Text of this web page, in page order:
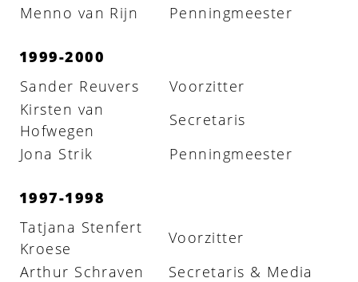
Menno van Rijn
Penningmeester
1999-2000
Sander Reuvers
Voorzitter
Kirsten van
Hofwegen
Secretaris
Jona Strik
Penningmeester
1997-1998
Tatjana Stenfert
Kroese
Voorzitter
Arthur Schraven
Secretaris & Media